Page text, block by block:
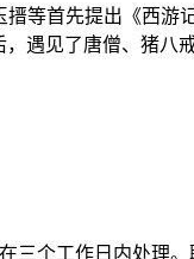
等首先提出《西游
遇见了唐僧、猪八
个工作日内处理。